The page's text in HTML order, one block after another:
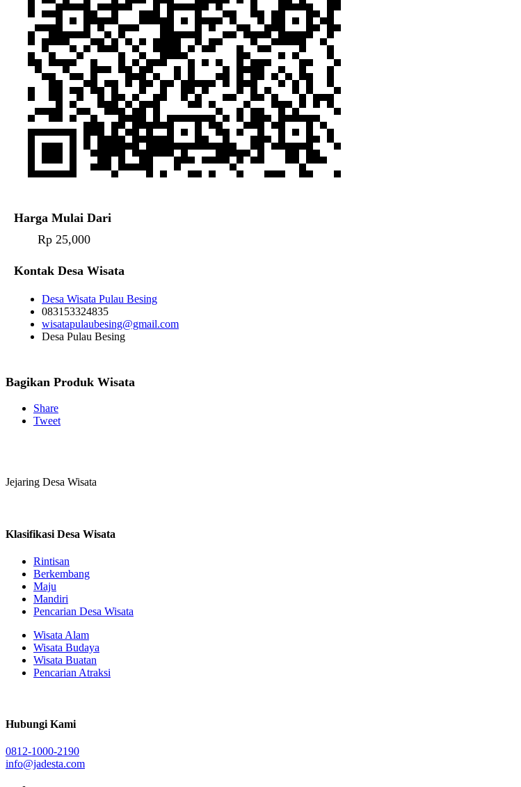
Harga Mulai Dari
Rp 25,000
Kontak Desa Wisata
Desa Wisata Pulau Besing
083153324835
wisatapulaubesing@gmail.com
Desa Pulau Besing
Bagikan Produk Wisata
Share
Tweet
Jejaring Desa Wisata
Klasifikasi Desa Wisata
Rintisan
Berkembang
Maju
Mandiri
Pencarian Desa Wisata
Wisata Alam
Wisata Budaya
Wisata Buatan
Pencarian Atraksi
Hubungi Kami
0812-1000-2190
info@jadesta.com